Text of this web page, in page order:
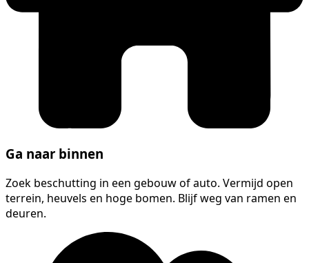
Ga naar binnen
Zoek beschutting in een gebouw of auto. Vermijd open
terrein, heuvels en hoge bomen. Blijf weg van ramen en
deuren.